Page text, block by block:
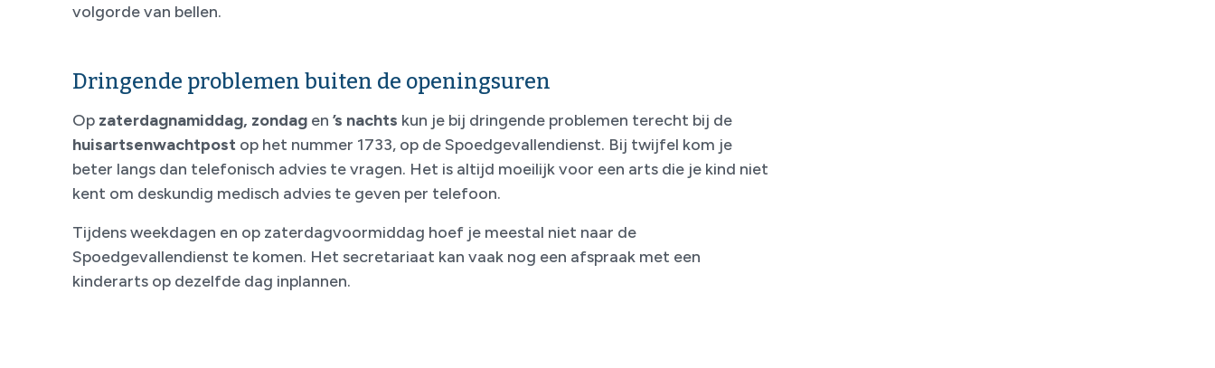
volgorde van bellen.
Dringende problemen buiten de openingsuren
Op zaterdagnamiddag, zondag en ’s nachts kun je bij dringende problemen terecht bij de
huisartsenwachtpost op het nummer 1733, op de Spoedgevallendienst. Bij twijfel kom je
beter langs dan telefonisch advies te vragen. Het is altijd moeilijk voor een arts die je kind niet
kent om deskundig medisch advies te geven per telefoon.
Tijdens weekdagen en op zaterdagvoormiddag hoef je meestal niet naar de
Spoedgevallendienst te komen. Het secretariaat kan vaak nog een afspraak met een
kinderarts op dezelfde dag inplannen.